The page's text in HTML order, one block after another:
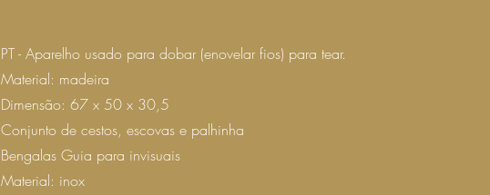
PT - Aparelho usado para dobar (enovelar fios) para tear.
Material: madeira
Dimensão: 67 x 50 x 30,5
Conjunto de cestos, escovas e palhinha
Bengalas Guia para invisuais
Material: inox